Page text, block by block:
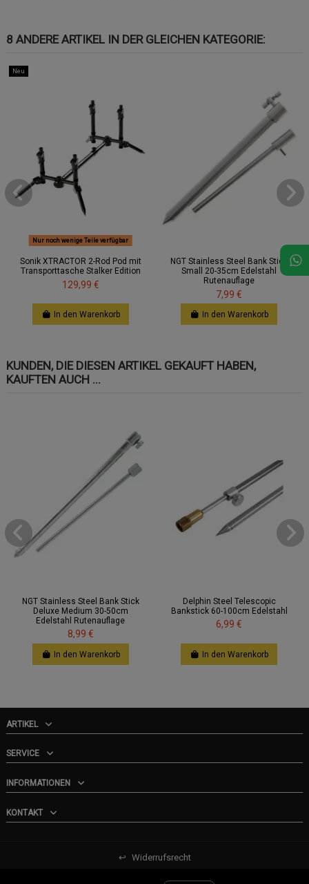
8 ANDERE ARTIKEL IN DER GLEICHEN KATEGORIE:
Neu
Nur noch wenige Teile verfügbar
Sonik XTRACTOR 2-Rod Pod mit
Transporttasche Stalker Edition
129,99 €
In den Warenkorb
NGT Stainless Steel Bank Stick
Small 20-35cm Edelstahl
Rutenauflage
7,99 €
In den Warenkorb
KUNDEN, DIE DIESEN ARTIKEL GEKAUFT HABEN,
KAUFTEN AUCH ...
NGT Stainless Steel Bank Stick
Deluxe Medium 30-50cm
Edelstahl Rutenauflage
8,99 €
In den Warenkorb
Delphin Steel Telescopic
Bankstick 60-100cm Edelstahl
6,99 €
In den Warenkorb
ARTIKEL
SERVICE
INFORMATIONEN
KONTAKT
↩ Widerrufsrecht